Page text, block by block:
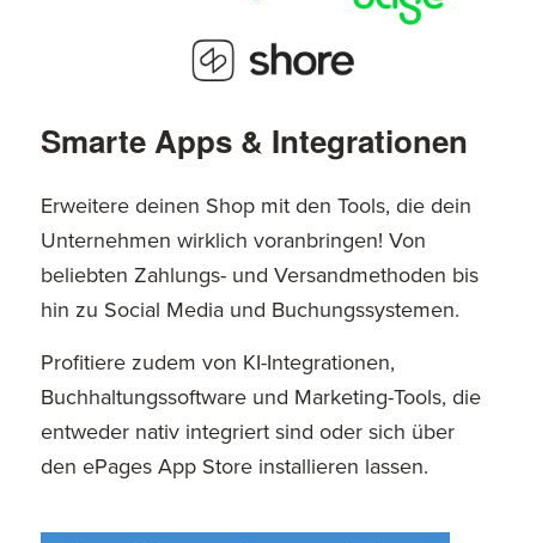
Smarte Apps & Integrationen
Erweitere deinen Shop mit den Tools, die dein
Unternehmen wirklich voranbringen! Von
beliebten Zahlungs- und Versandmethoden bis
hin zu Social Media und Buchungssystemen.
Profitiere zudem von KI-Integrationen,
Buchhaltungssoftware und Marketing-Tools, die
entweder nativ integriert sind oder sich über
den ePages App Store installieren lassen.